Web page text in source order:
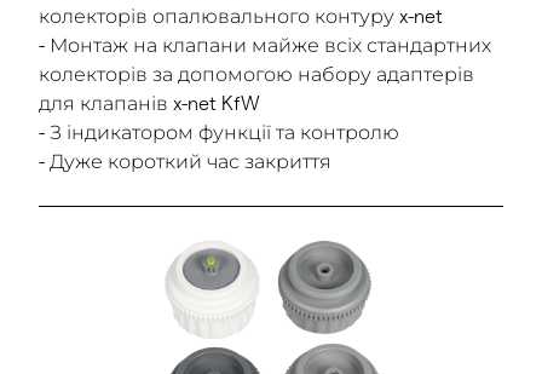
колекторів опалювального контуру x-net
- Монтаж на клапани майже всіх стандартних
колекторів за допомогою набору адаптерів
для клапанів x-net KfW
- З індикатором функції та контролю
- Дуже короткий час закриття